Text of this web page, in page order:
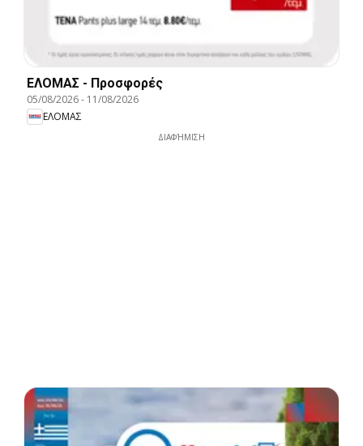
ΕΛΟΜΑΣ - Προσφορές
05/08/2026- 11/08/2026
ΕΛΟΜΑΣ
ΔΙΑΦΉΜΙΣΗ